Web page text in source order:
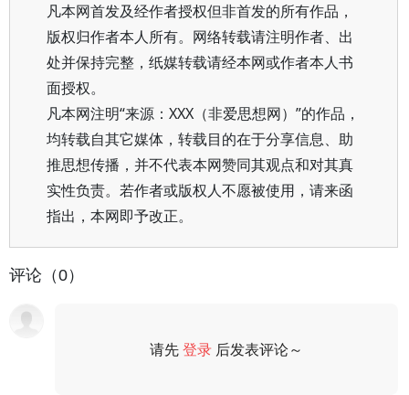
凡本网首发及经作者授权但非首发的所有作品，
版权归作者本人所有。网络转载请注明作者、出
处并保持完整，纸媒转载请经本网或作者本人书
面授权。
凡本网注明“来源：XXX（非爱思想网）”的作品，
均转载自其它媒体，转载目的在于分享信息、助
推思想传播，并不代表本网赞同其观点和对其真
实性负责。若作者或版权人不愿被使用，请来函
指出，本网即予改正。
评论（0）
请先登录 后发表评论～